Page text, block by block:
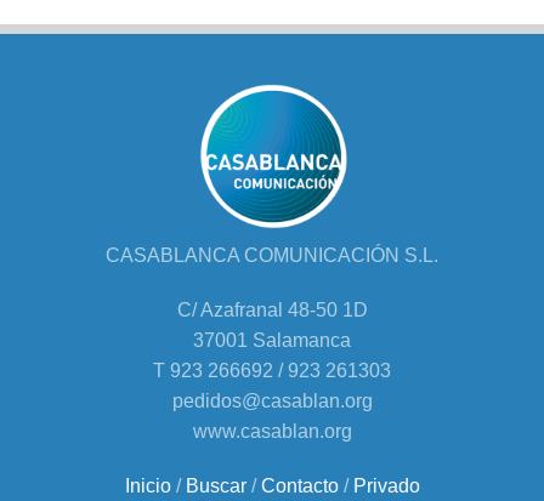
CASABLANCA COMUNICACIÓN S.L.
C/ Azafranal 48-50 1D
37001 Salamanca
T 923 266692 / 923 261303
pedidos@casablan.org
www.casablan.org
Inicio/ Buscar/Contacto/ Privado